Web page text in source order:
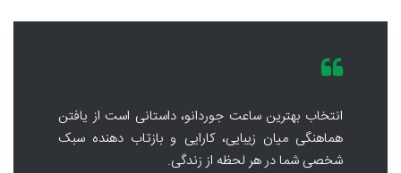
انتخاب بهترین ساعت جوردانو، داستانی است از یافتن
هماهنگی میان زیبایی، کارایی و بازتاب دهنده سبک
شخصی شما در هر لحظه از زندگی.